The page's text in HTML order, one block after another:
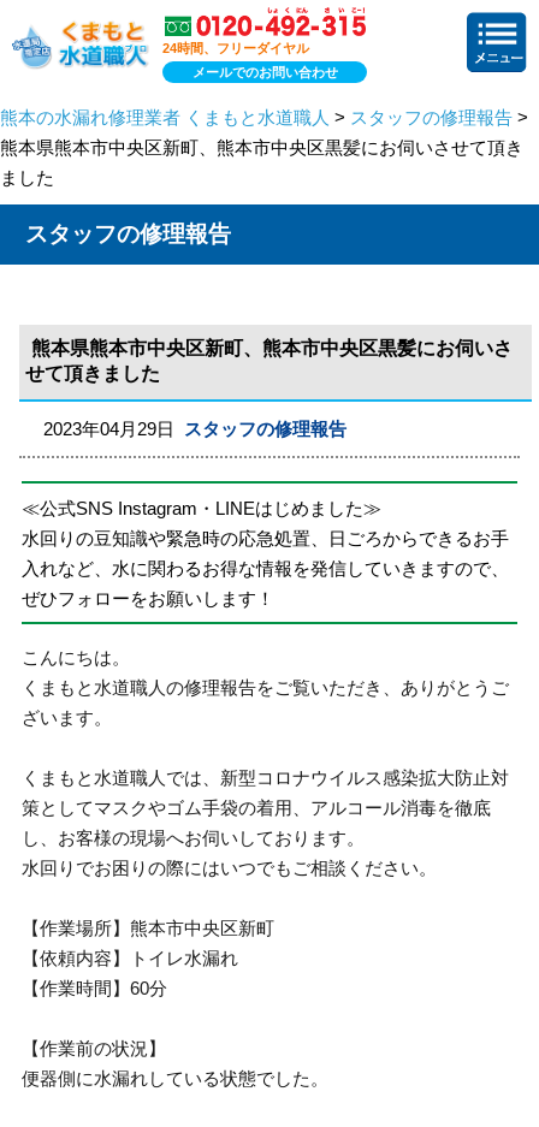
24時間、フリーダイヤル
メールでのお問い合わせ
熊本の水漏れ修理業者 くまもと水道職人 > スタッフの修理報告 >
熊本県熊本市中央区新町、熊本市中央区黒髪にお伺いさせて頂き
ました
スタッフの修理報告
熊本県熊本市中央区新町、熊本市中央区黒髪にお伺いさ
せて頂きました
2023年04月29日 スタッフの修理報告
≪公式SNS Instagram・LINEはじめました≫
水回りの豆知識や緊急時の応急処置、日ごろからできるお手
入れなど、水に関わるお得な情報を発信していきますので、
ぜひフォローをお願いします！
こんにちは。
くまもと水道職人の修理報告をご覧いただき、ありがとうご
ざいます。
くまもと水道職人では、新型コロナウイルス感染拡大防止対
策としてマスクやゴム手袋の着用、アルコール消毒を徹底
し、お客様の現場へお伺いしております。
水回りでお困りの際にはいつでもご相談ください。
【作業場所】熊本市中央区新町
【依頼内容】トイレ水漏れ
【作業時間】60分
【作業前の状況】
便器側に水漏れしている状態でした。